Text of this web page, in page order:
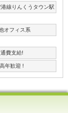
線りんくうタウン駅
オフィス系
費支給!
年歓迎 !